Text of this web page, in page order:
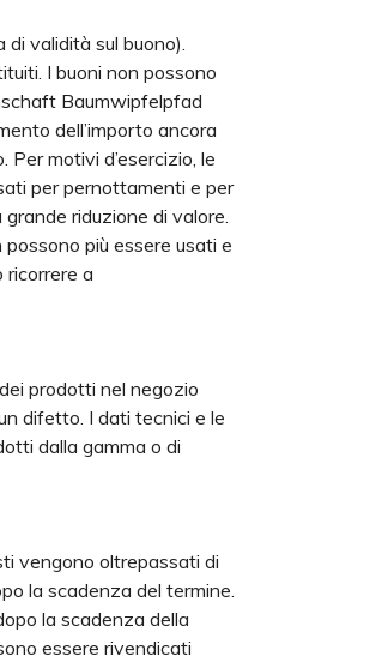
validità sul buono).
I buoni non possono
Baumwipfelpfad
dell’importo ancora
motivi d’esercizio, le
per pernottamenti e per
riduzione di valore.
più essere usati e
ricorrere a
prodotti nel negozio
difetto. I dati tecnici e le
dalla gamma o di
vengono oltrepassati di
la scadenza del termine.
la scadenza della
essere rivendicati